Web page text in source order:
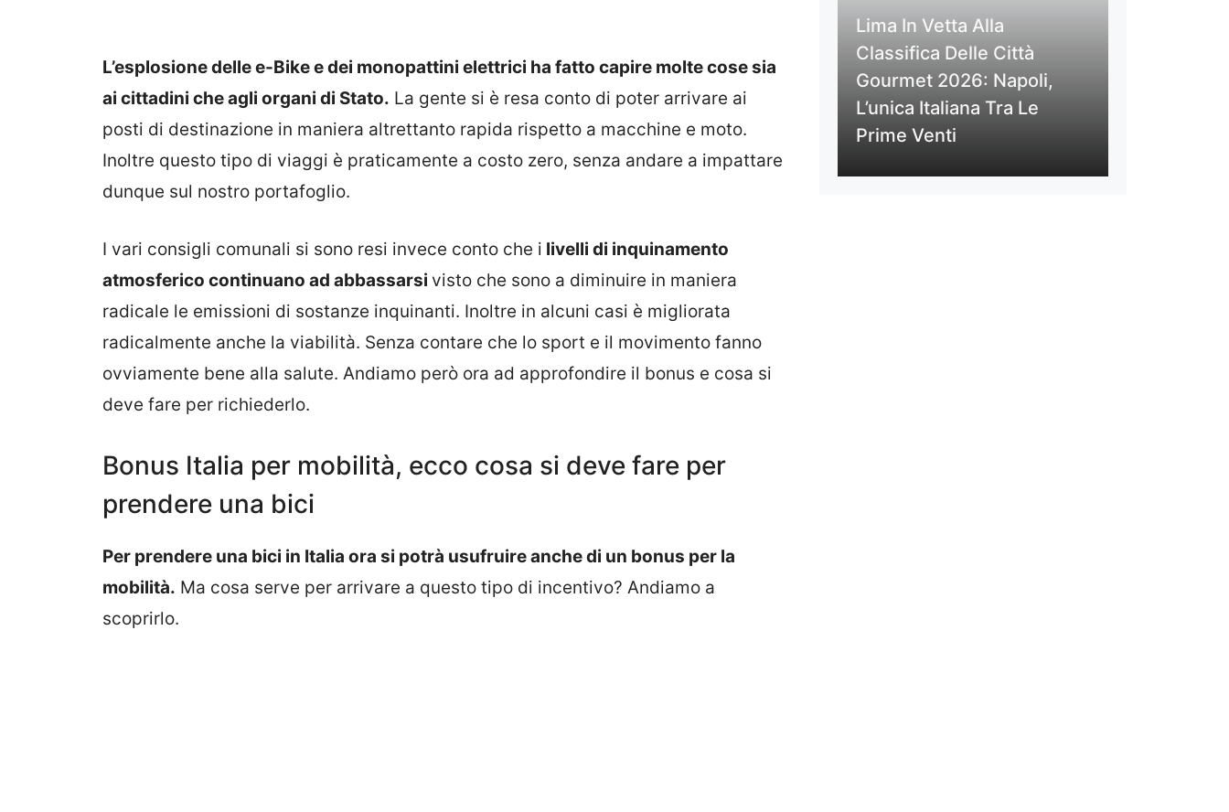
L’esplosione delle e-Bike e dei monopattini elettrici ha fatto capire molte cose sia
ai cittadini che agli organi di Stato. La gente si è resa conto di poter arrivare ai
posti di destinazione in maniera altrettanto rapida rispetto a macchine e moto.
Inoltre questo tipo di viaggi è praticamente a costo zero, senza andare a impattare
dunque sul nostro portafoglio.
I vari consigli comunali si sono resi invece conto che i livelli di inquinamento
atmosferico continuano ad abbassarsi visto che sono a diminuire in maniera
radicale le emissioni di sostanze inquinanti. Inoltre in alcuni casi è migliorata
radicalmente anche la viabilità. Senza contare che lo sport e il movimento fanno
ovviamente bene alla salute. Andiamo però ora ad approfondire il bonus e cosa si
deve fare per richiederlo.
Bonus Italia per mobilità, ecco cosa si deve fare per
prendere una bici
Per prendere una bici in Italia ora si potrà usufruire anche di un bonus per la
mobilità. Ma cosa serve per arrivare a questo tipo di incentivo? Andiamo a
scoprirlo.
Lima In Vetta Alla
Classifica Delle Città
Gourmet 2026: Napoli,
L’unica Italiana Tra Le
Prime Venti